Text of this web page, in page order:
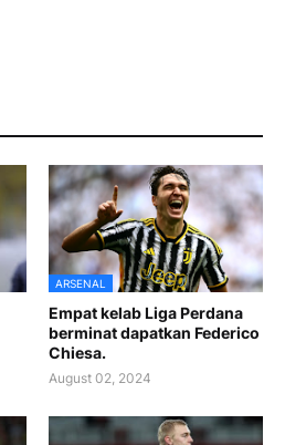
ARSENAL
Empat kelab Liga Perdana
berminat dapatkan Federico
Chiesa.
August 02, 2024